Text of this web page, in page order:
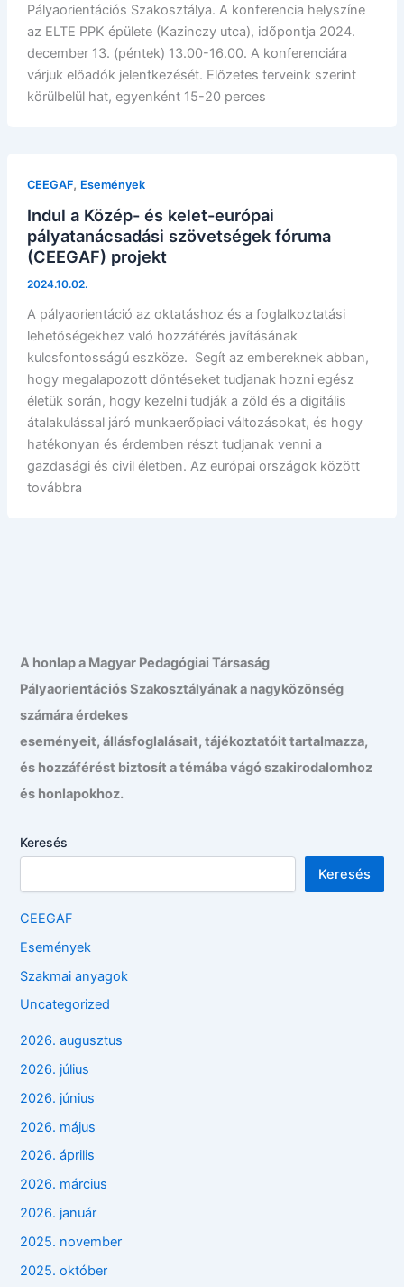
Pályaorientációs Szakosztálya. A konferencia helyszíne
az ELTE PPK épülete (Kazinczy utca), időpontja 2024.
december 13. (péntek) 13.00-16.00. A konferenciára
várjuk előadók jelentkezését. Előzetes terveink szerint
körülbelül hat, egyenként 15-20 perces
CEEGAF, Események
Indul a Közép- és kelet-európai
pályatanácsadási szövetségek fóruma
(CEEGAF) projekt
2024.10.02.
A pályaorientáció az oktatáshoz és a foglalkoztatási
lehetőségekhez való hozzáférés javításának
kulcsfontosságú eszköze. Segít az embereknek abban,
hogy megalapozott döntéseket tudjanak hozni egész
életük során, hogy kezelni tudják a zöld és a digitális
átalakulással járó munkaerőpiaci változásokat, és hogy
hatékonyan és érdemben részt tudjanak venni a
gazdasági és civil életben. Az európai országok között
továbbra
A honlap a Magyar Pedagógiai Társaság
Pályaorientációs Szakosztályának a nagyközönség
számára érdekes
eseményeit, állásfoglalásait, tájékoztatóit tartalmazza,
és hozzáférést biztosít a témába vágó szakirodalomhoz
és honlapokhoz.
Keresés
Keresés
CEEGAF
Események
Szakmai anyagok
Uncategorized
2026. augusztus
2026. július
2026. június
2026. május
2026. április
2026. március
2026. január
2025. november
2025. október